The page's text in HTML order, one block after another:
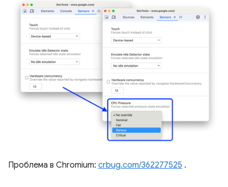
Проблема в Chromium: crbug.com/362277525 .